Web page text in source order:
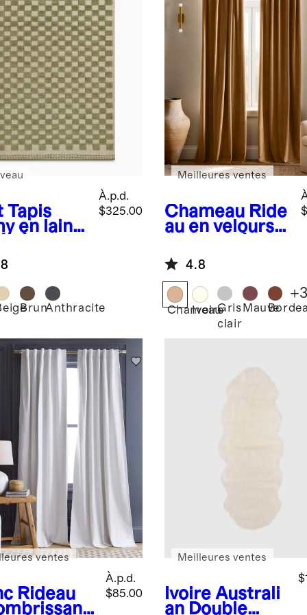
Tapis
en laine
À.p.d.
$325.00
BrunAnthracite
Chameau Ride
au en velours
panneau
unique
Meilleures ventes
4.8
Chameau
IvoireGris
clair
Mauve
+
Rideau
À.p.d.
$85.00
ventes
Ivoire Australi
an Double
Meilleures ventes